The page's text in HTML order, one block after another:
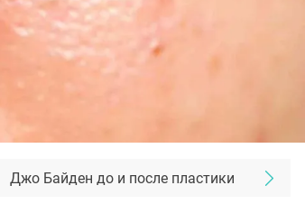
Джо Байден до и после пластики